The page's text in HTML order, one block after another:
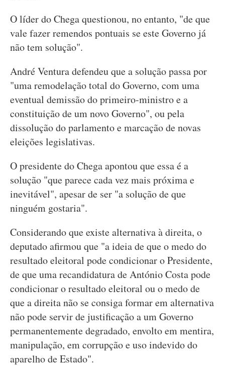
O líder do Chega questionou, no entanto, "de que
vale fazer remendos pontuais se este Governo já
não tem solução".
André Ventura defendeu que a solução passa por
"uma remodelação total do Governo, com uma
eventual demissão do primeiro-ministro e a
constituição de um novo Governo", ou pela
dissolução do parlamento e marcação de novas
eleições legislativas.
O presidente do Chega apontou que essa é a
solução "que parece cada vez mais próxima e
inevitável", apesar de ser "a solução de que
ninguém gostaria".
Considerando que existe alternativa à direita, o
deputado afirmou que "a ideia de que o medo do
resultado eleitoral pode condicionar o Presidente,
de que uma recandidatura de António Costa pode
condicionar o resultado eleitoral ou o medo de
que a direita não se consiga formar em alternativa
não pode servir de justificação a um Governo
permanentemente degradado, envolto em mentira,
manipulação, em corrupção e uso indevido do
aparelho de Estado".